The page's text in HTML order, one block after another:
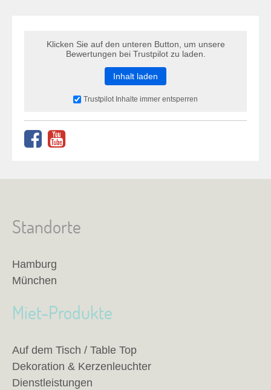
Klicken Sie auf den unteren Button, um unsere
Bewertungen bei Trustpilot zu laden.
Inhalt laden
Trustpilot Inhalte immer entsperren
Standorte
Hamburg
München
Miet-Produkte
Auf dem Tisch / Table Top
Dekoration & Kerzenleuchter
Dienstleistungen